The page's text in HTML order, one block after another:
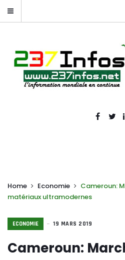
Home Economie
Cameroun:
matériaux ultramodernes
ECONOMIE 19 MARS 2019
Cameroun: